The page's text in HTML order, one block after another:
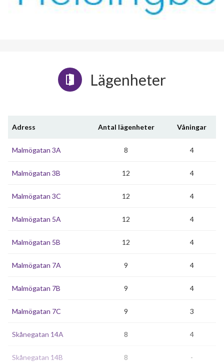
Lägenheter
Adress Antal lägenheter Våningar
Malmögatan 3A 8 4
Malmögatan 3B 12 4
Malmögatan 3C 12 4
Malmögatan 5A 12 4
Malmögatan 5B 12 4
Malmögatan 7A 9 4
Malmögatan 7B 9 4
Malmögatan 7C 9 3
Skånegatan 14A 8 4
Skånegatan 14B 8 -